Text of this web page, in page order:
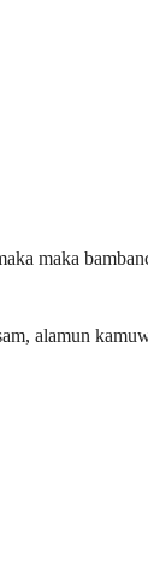
maka
alamun